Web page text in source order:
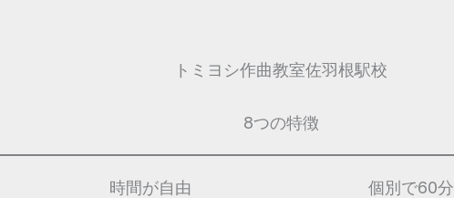
トミヨシ作曲教室佐羽根駅校
8つの特徴
時間が自由
個別で60分